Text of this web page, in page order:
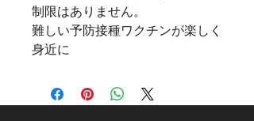
制限はありません。
難しい予防接種ワクチンが楽しく
身近に